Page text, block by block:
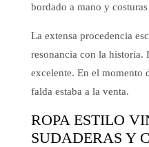
bordado a mano y
La extensa procedencia
resonancia con la historia.
excelente. En el momento
falda estaba a la venta.
ROPA ESTILO
SUDADERAS Y